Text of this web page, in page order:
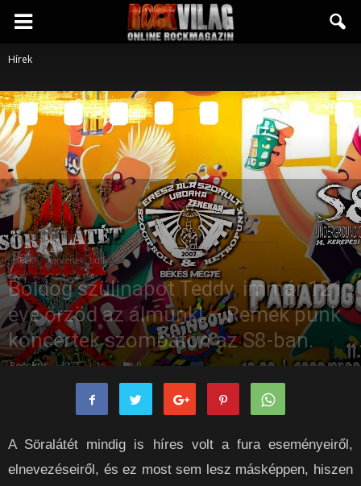
Rockvilág.hu
rockmagazin
Hírek
Hírek Koncertek, bulik
Boldog szülinapot Teddy, immár 121
éve őrzöd az álmunk! – Remek punk
koncertek szombaton az S8-ban.
Pocokur - 2023-11-16 0
A Söralátét mindig is híres volt a fura eseményeiről,
elnevezéseiről, és ez most sem lesz másképpen, hiszen